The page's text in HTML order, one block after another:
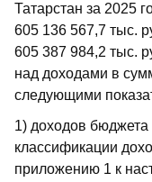
Татарстан за 2025
605 136 567,7 тыс.
605 387 984,2 тыс.
над доходами в
следующими
1) доходов бюджета
классификации
приложению 1 к